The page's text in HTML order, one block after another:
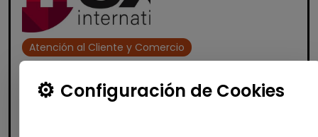
Atención al Cliente y Comercio
Agente de ventas y soporte (Madrid)
Configuración de Cookies